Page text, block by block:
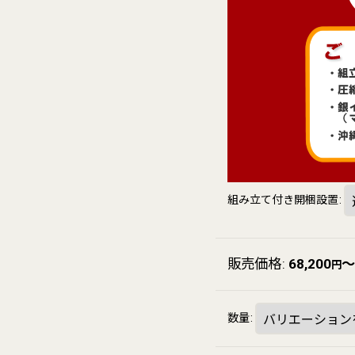
組み立て付き開梱設置:
販売価格: 68,200円～
数量: